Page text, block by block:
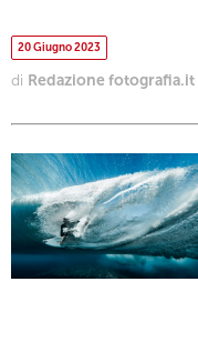
20 Giugno 2023
di Redazione fotografia.it